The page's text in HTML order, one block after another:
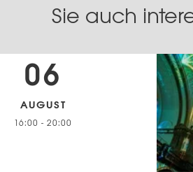
Sie auch
06
AUGUST
16:00 - 20:00